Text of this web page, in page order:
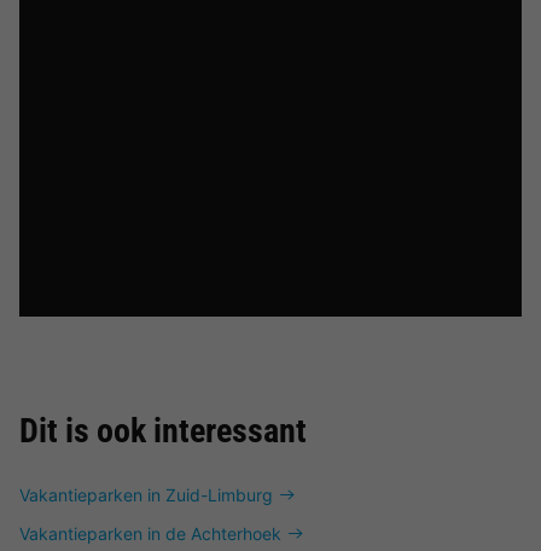
Dit is ook interessant
Vakantieparken in Zuid-Limburg
Vakantieparken in de Achterhoek